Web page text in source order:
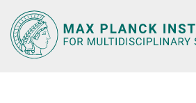
Main-
Content